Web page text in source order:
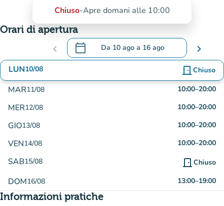
Chiuso-Apre domani alle 10:00
Orari di apertura
chevron_left calendar_today Da 10 ago a 16 ago
.Aprire il calendario per modificare le
chevron_right
LUN10/08 door_front Chiuso
MAR11/08 10:00–20:00
MER12/08 10:00–20:00
GIO13/08 10:00–20:00
VEN14/08 10:00–20:00
SAB15/08 door_front Chiuso
DOM16/08 13:00–19:00
Informazioni pratiche